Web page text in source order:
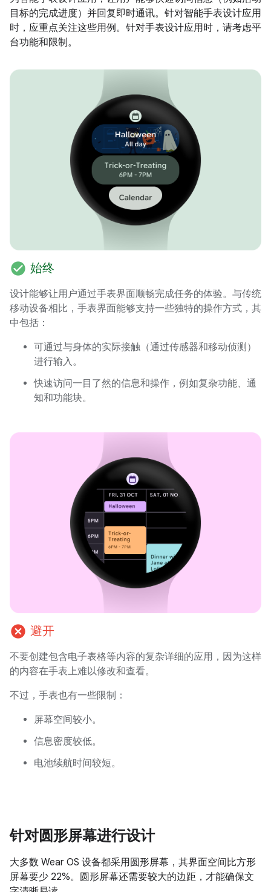
目标的完成进度）并回复即时通讯。针对智能手表设计应用
时，应重点关注这些用例。针对手表设计应用时，请考虑平
台功能和限制。
check_circle 始终
设计能够让用户通过手表界面顺畅完成任务的体验。与传统
移动设备相比，手表界面能够支持一些独特的操作方式，其
中包括：
可通过与身体的实际接触（通过传感器和移动侦测）
进行输入。
快速访问一目了然的信息和操作，例如复杂功能、通
知和功能块。
cancel 避开
不要创建包含电子表格等内容的复杂详细的应用，因为这样
的内容在手表上难以修改和查看。
不过，手表也有一些限制：
屏幕空间较小。
信息密度较低。
电池续航时间较短。
针对圆形屏幕进行设计
大多数 Wear OS 设备都采用圆形屏幕，其界面空间比方形
屏幕要少 22%。圆形屏幕还需要较大的边距，才能确保文